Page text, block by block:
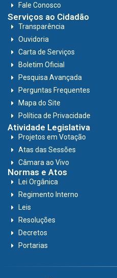
Fale Conosco
Serviços ao Cidadão
Transparência
Ouvidoria
Carta de Serviços
Boletim Oficial
Pesquisa Avançada
Perguntas Frequentes
Mapa do Site
Política de Privacidade
Atividade Legislativa
Projetos em Votação
Atas das Sessões
Câmara ao Vivo
Normas e Atos
Lei Orgânica
Regimento Interno
Leis
Resoluções
Decretos
Portarias